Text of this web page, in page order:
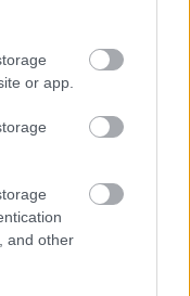
or app.
and other
News
και μάθετε
και τον κόσμο.